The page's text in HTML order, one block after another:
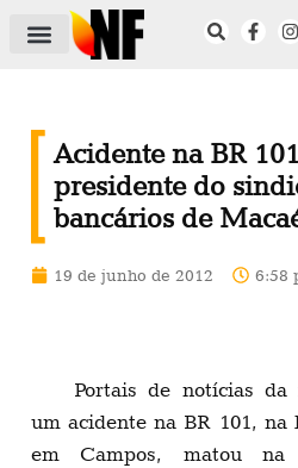
Acidente na BR
presidente do
bancários de
19 de junho de 2012 6:58
Portais de notícias
um acidente na BR 101, na
em Campos, matou